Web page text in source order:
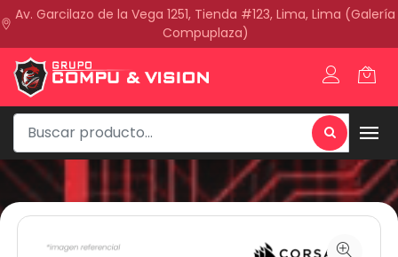
Av. Garcilazo de la Vega 1251, Tienda #123, Lima, Lima (Galería
Compuplaza)